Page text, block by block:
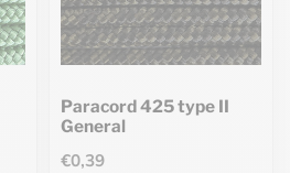
Paracord 425 type II
General
€0,39